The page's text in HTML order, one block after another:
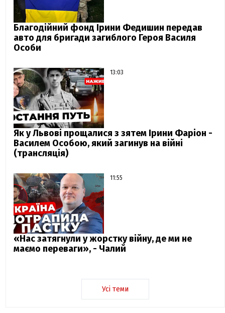
Благодійний фонд Ірини Федишин передав
авто для бригади загиблого Героя Василя
Особи
13:03
Як у Львові прощалися з зятем Ірини Фаріон -
Василем Особою, який загинув на війні
(трансляція)
11:55
«Нас затягнули у жорстку війну, де ми не
маємо переваги», - Чалий
Усі теми